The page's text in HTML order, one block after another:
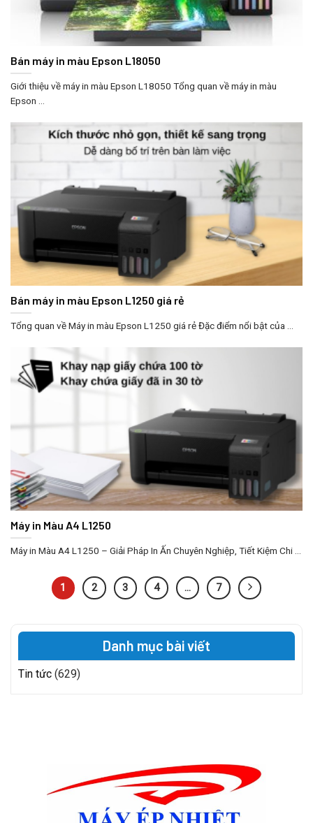
Danh mục bài viết
Tin tức (629)
Bán máy in màu Epson L18050
Giới thiệu về máy in màu Epson L18050 Tổng quan về máy in màu
Epson ...
Bán máy in màu Epson L1250 giá rẻ
Tổng quan về Máy in màu Epson L1250 giá rẻ Đặc điểm nổi bật của ...
Máy in Màu A4 L1250
Máy in Màu A4 L1250 – Giải Pháp In Ấn Chuyên Nghiệp, Tiết Kiệm Chi ...
1 2 3 4 … 7